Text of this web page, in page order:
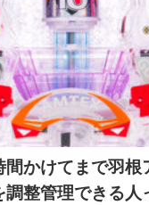
間かけてまで羽根
整管理できる人